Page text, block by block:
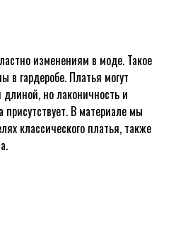
изменениям в моде. Такое
в гардеробе. Платья могут
но лаконичность и
В материале мы
классического платья, также